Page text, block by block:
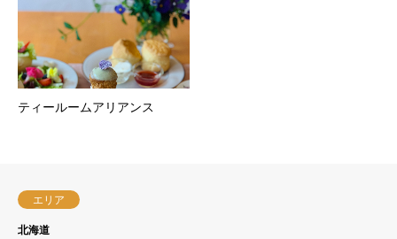
ティールームアリアンス
エリア
北海道